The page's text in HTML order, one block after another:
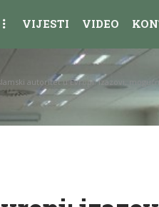
VIJESTI VIDEO
autoritet u Evropi: izazovi,